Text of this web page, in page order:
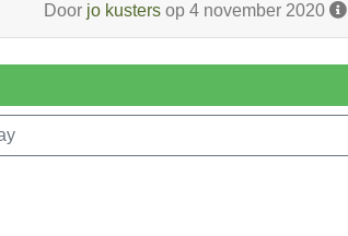
Door jo kusters op 4 november 2020